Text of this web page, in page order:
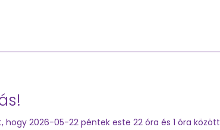
hogy 2026-05-22 péntek este 22 óra és 1 óra